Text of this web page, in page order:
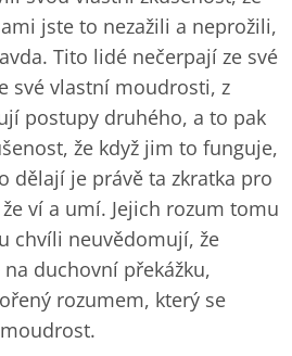
jste to nezažili a neprožili,
Tito lidé nečerpají ze své
své vlastní moudrosti, z
postupy druhého, a to pak
že když jim to funguje,
dělají je právě ta zkratka pro
ví a umí. Jejich rozum tomu
chvíli neuvědomují, že
duchovní překážku,
rozumem, který se